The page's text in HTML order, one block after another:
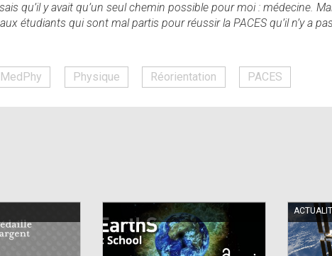
qu’il y avait qu’un seul chemin possible pour moi : médecine.
étudiants qui sont mal partis pour réussir la PACES qu’il n’y a
MedPhy Physique Réorientation PACES